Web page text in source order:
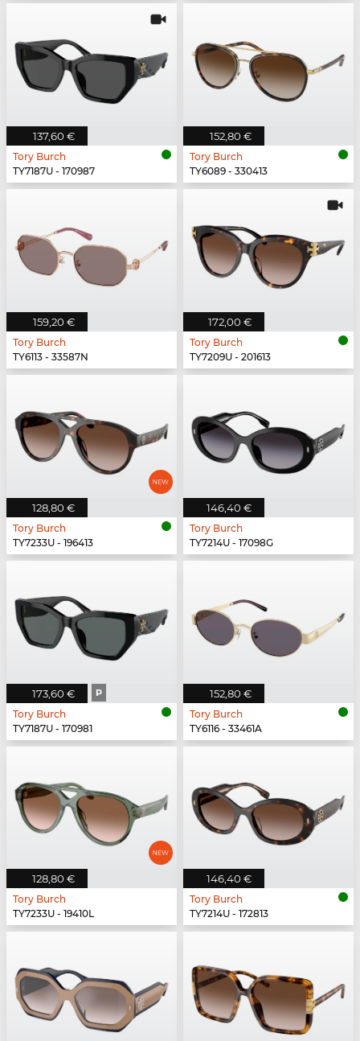
137,60 €
Tory Burch
TY7187U - 170987
152,80 €
Tory Burch
TY6089 - 330413
159,20 €
Tory Burch
TY6113 - 33587N
172,00 €
Tory Burch
TY7209U - 201613
128,80 €
Tory Burch
TY7233U - 196413
146,40 €
Tory Burch
TY7214U - 17098G
173,60 € P
Tory Burch
TY7187U - 170981
152,80 €
Tory Burch
TY6116 - 33461A
128,80 €
Tory Burch
TY7233U - 19410L
146,40 €
Tory Burch
TY7214U - 172813